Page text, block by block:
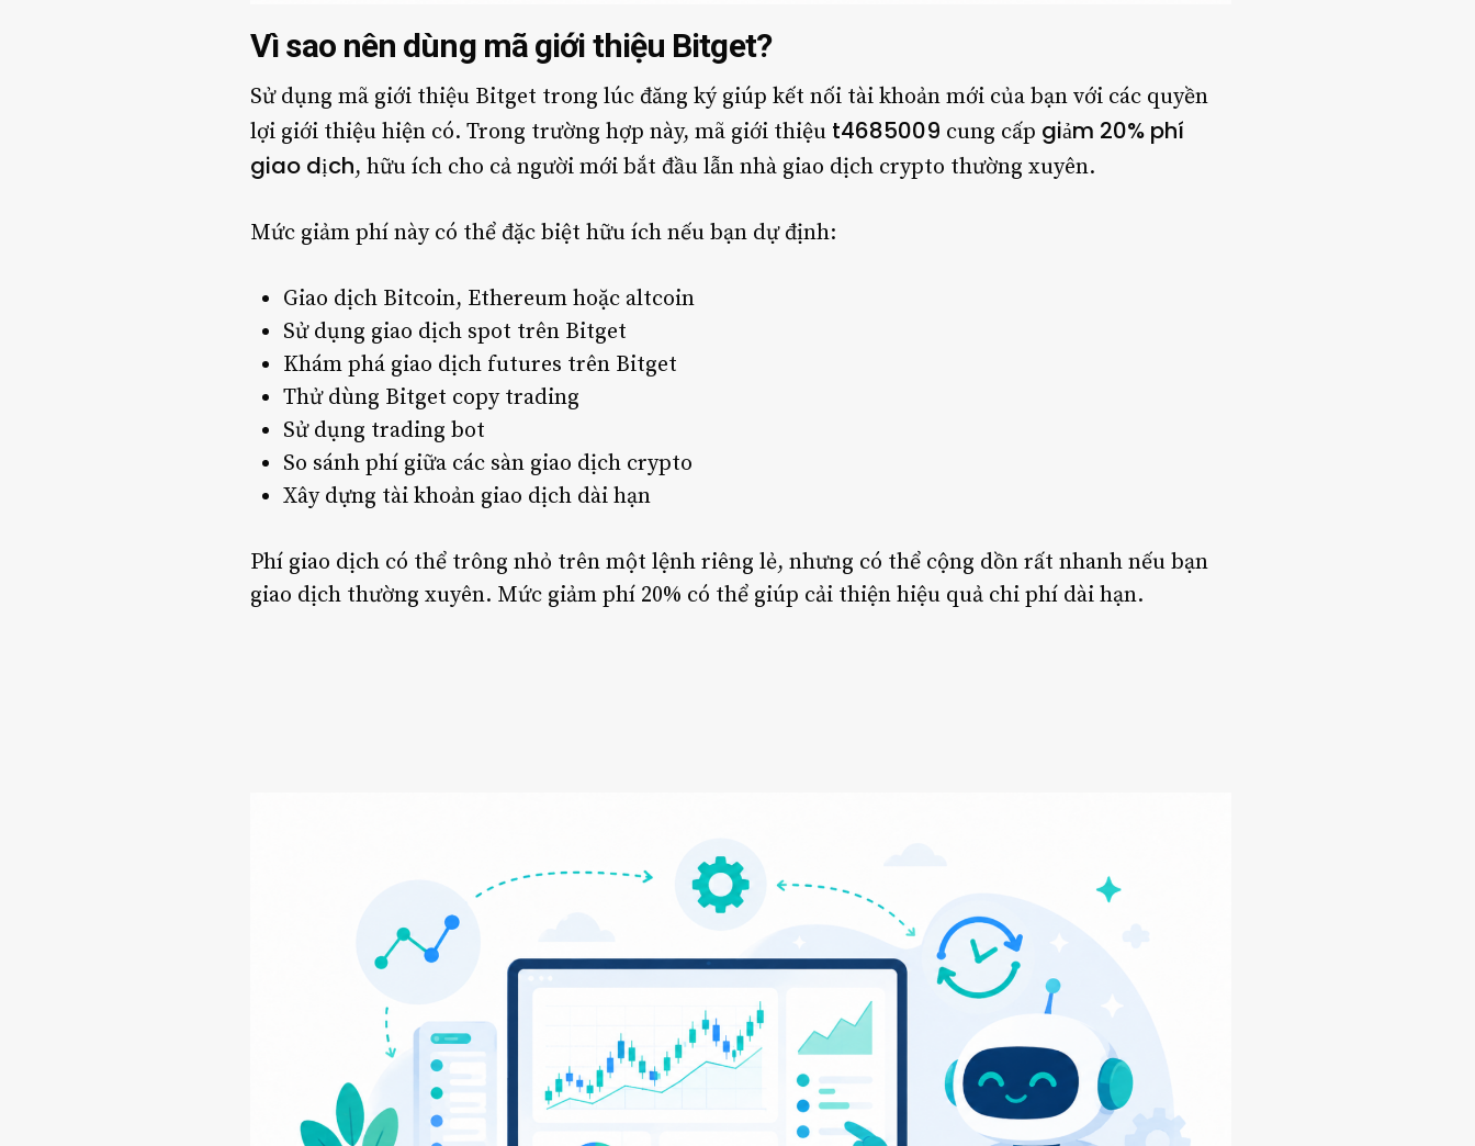
Vì sao nên dùng mã giới thiệu Bitget?
Sử dụng mã giới thiệu Bitget trong lúc đăng ký giúp kết nối tài khoản mới của bạn với các quyền
lợi giới thiệu hiện có. Trong trường hợp này, mã giới thiệu t4685009 cung cấp giảm 20% phí
giao dịch, hữu ích cho cả người mới bắt đầu lẫn nhà giao dịch crypto thường xuyên.
Mức giảm phí này có thể đặc biệt hữu ích nếu bạn dự định:
Giao dịch Bitcoin, Ethereum hoặc altcoin
Sử dụng giao dịch spot trên Bitget
Khám phá giao dịch futures trên Bitget
Thử dùng Bitget copy trading
Sử dụng trading bot
So sánh phí giữa các sàn giao dịch crypto
Xây dựng tài khoản giao dịch dài hạn
Phí giao dịch có thể trông nhỏ trên một lệnh riêng lẻ, nhưng có thể cộng dồn rất nhanh nếu bạn
giao dịch thường xuyên. Mức giảm phí 20% có thể giúp cải thiện hiệu quả chi phí dài hạn.